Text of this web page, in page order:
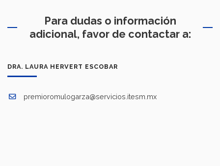
Para dudas o información
adicional, favor de contactar a:
DRA. LAURA HERVERT ESCOBAR
premioromulogarza@servicios.itesm.mx